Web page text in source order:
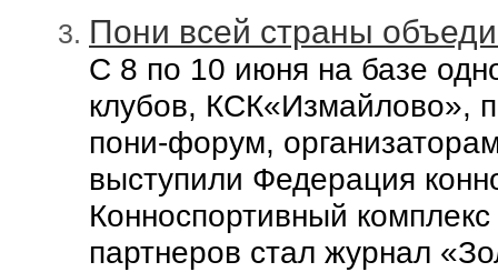
Пони всей страны
С 8 по 10 июня на базе
клубов, КСК«Измайлово»,
пони-форум,
выступили Федерация
Конноспортивный
партнеров стал журнал